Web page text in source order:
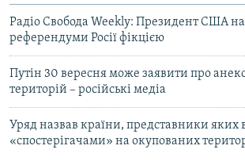
Радіо Свобода Weekly: Президент США
референдуми Росії фікцією
Путін 30 вересня може заявити про
територій – російські медіа
Уряд назвав країни, представники яких
«спостерігачами» на окупованих